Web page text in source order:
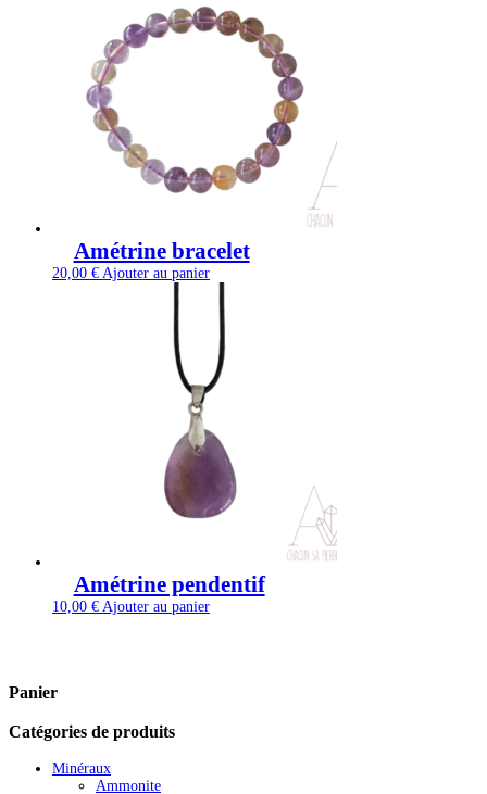
Amétrine bracelet
20,00 € Ajouter au panier
Amétrine pendentif
10,00 € Ajouter au panier
Panier
Catégories de produits
Minéraux
Ammonite